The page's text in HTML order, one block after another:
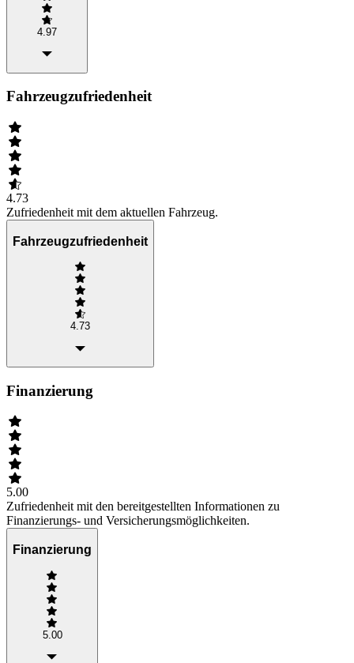
4.97
Fahrzeugzufriedenheit
4.73
Zufriedenheit mit dem aktuellen Fahrzeug.
Fahrzeugzufriedenheit
4.73
Finanzierung
5.00
Zufriedenheit mit den bereitgestellten Informationen zu
Finanzierungs- und Versicherungsmöglichkeiten.
Finanzierung
5.00